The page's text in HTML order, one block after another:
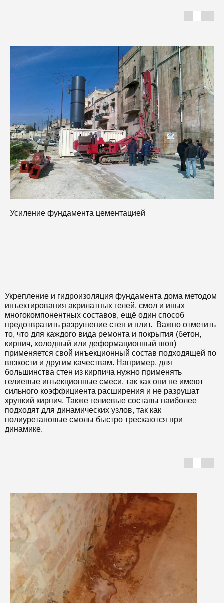
Усиление фундамента цементацией
Укрепление и гидроизоляция фундамента дома методом
инъектирования акрилатных гелей, смол и иных
многокомпонентных составов, ещё один способ
предотвратить разрушение стен и плит. Важно отметить
то, что для каждого вида ремонта и покрытия (бетон,
кирпич, холодный или деформационный шов)
применяется свой инъекционный состав подходящей по
вязкости и другим качествам. Например, для
большинства стен из кирпича нужно применять
гелиевые инъекционные смеси, так как они не имеют
сильного коэффициента расширения и не разрушат
хрупкий кирпич. Также гелиевые составы наиболее
подходят для динамических узлов, так как
полиуретановые смолы быстро трескаются при
динамике.